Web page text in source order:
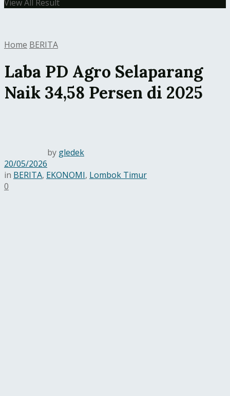
View All Result
Home BERITA
Laba PD Agro Selaparang
Naik 34,58 Persen di 2025
by gledek
20/05/2026
in BERITA, EKONOMI, Lombok Timur
0